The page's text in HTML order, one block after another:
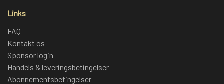
Links
FAQ
Kontakt os
Sponsor login
Handels & leveringsbetingelser
Abonnementsbetingelser